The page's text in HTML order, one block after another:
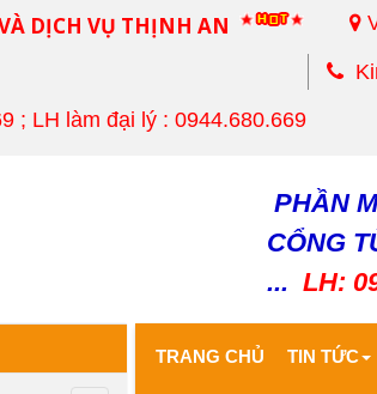
DỊCH VỤ THỊNH AN
; LH làm đại lý : 0944.680.669
PHẦN
CỔNG
... LH:
TRANG CHỦ TIN TỨC